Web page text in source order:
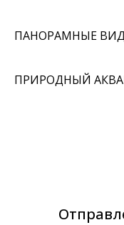
ПАНОРАМНЫЕ
ПРИРОДНЫЙ